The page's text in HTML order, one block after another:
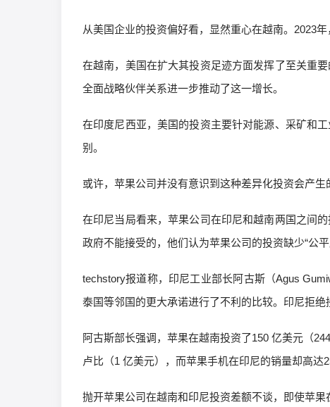
从美国企业的投资偏好看，显然重心在越南。2023
在越南，美国在扩大其投资足迹方面发挥了至关重
全面战略伙伴关系进一步推动了这一增长。
在印度尼西亚，美国的投资主要针对能源、采矿和
别。
或许，苹果公司并没有意识到这种差异化投资会产生
在印尼当局看来，苹果公司在印尼和越南两国之间
政府不能接受的，他们认为苹果公司的投资缺少“公平
techstory报道称，印尼工业部长阿古斯（Agus
泰国等邻国的更大承诺进行了不利的比较。印尼拒
阿古斯部长强调，苹果在越南投资了150 亿美元（
卢比（1 亿美元），而苹果手机在印尼的销量却高达
抛开苹果公司在越南和印尼投资差额不谈，即使苹